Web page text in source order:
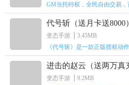
GM当托特权，全民自由交易，
代号斩（送月卡送8000）
变态手游
3.45MB
进击的赵云（送两万真
变态手游
9.2MB